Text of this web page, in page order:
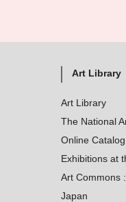
Art Library
Art Library
The National
Online
Exhibitions at
Art Commons
Japan